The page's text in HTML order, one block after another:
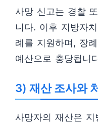
사망 신고는 경찰
니다. 이후 지방자
례를 지원하며, 장
예산으로 충당됩니
3) 재산 조사와
사망자의 재산은 지